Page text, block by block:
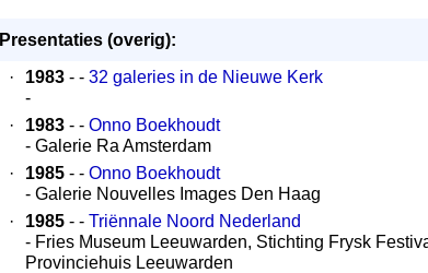
Presentaties (overig):
·
1983 - - 32 galeries in de Nieuwe Kerk
-
·
1983 - - Onno Boekhoudt
- Galerie Ra Amsterdam
·
1985 - - Onno Boekhoudt
- Galerie Nouvelles Images Den Haag
·
1985 - - Triënnale Noord Nederland
- Fries Museum Leeuwarden, Stichting Frysk
Provinciehuis Leeuwarden